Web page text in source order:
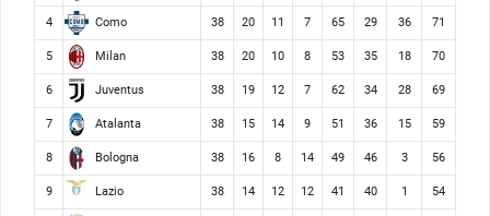
4 Como 38 20 11 7 65 29 36 71
5 Milan 38 20 10 8 53 35 18 70
6 Juventus 38 19 12 7 62 34 28 69
7 Atalanta 38 15 14 9 51 36 15 59
8 Bologna 38 16 8 14 49 46 3 56
9 Lazio 38 14 12 12 41 40 1 54